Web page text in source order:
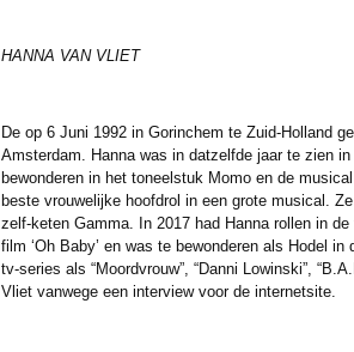
HANNA VAN VLIET
De op 6 Juni 1992 in Gorinchem te Zuid-Holland
Amsterdam. Hanna was in datzelfde jaar te zien
bewonderen in het toneelstuk Momo en de
beste vrouwelijke hoofdrol in een grote musical.
zelf-keten Gamma. In 2017 had Hanna rollen in
film ‘Oh Baby’ en was te bewonderen als Hodel
tv-series als “Moordvrouw”, “Danni Lowinski”,
Vliet vanwege een interview voor de internetsite.